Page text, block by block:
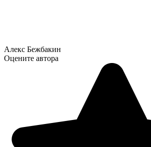
Алекс Бежбакин
Оцените автора